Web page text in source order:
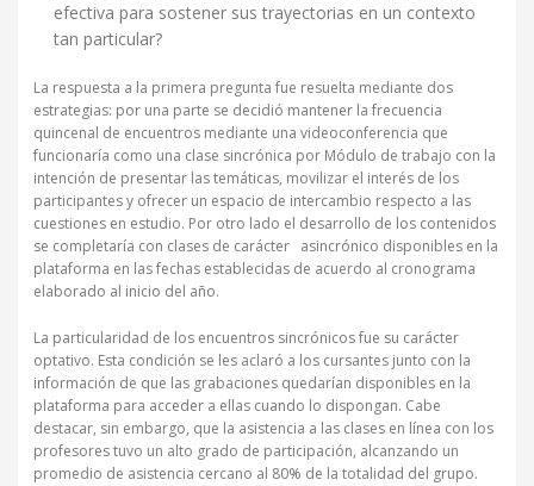
efectiva para sostener sus trayectorias en un contexto
tan particular?
La respuesta a la primera pregunta fue resuelta mediante dos
estrategias: por una parte se decidió mantener la frecuencia
quincenal de encuentros mediante una videoconferencia que
funcionaría como una clase sincrónica por Módulo de trabajo con la
intención de presentar las temáticas, movilizar el interés de los
participantes y ofrecer un espacio de intercambio respecto a las
cuestiones en estudio. Por otro lado el desarrollo de los contenidos
se completaría con clases de carácter asincrónico disponibles en la
plataforma en las fechas establecidas de acuerdo al cronograma
elaborado al inicio del año.
La particularidad de los encuentros sincrónicos fue su carácter
optativo. Esta condición se les aclaró a los cursantes junto con la
información de que las grabaciones quedarían disponibles en la
plataforma para acceder a ellas cuando lo dispongan. Cabe
destacar, sin embargo, que la asistencia a las clases en línea con los
profesores tuvo un alto grado de participación, alcanzando un
promedio de asistencia cercano al 80% de la totalidad del grupo.